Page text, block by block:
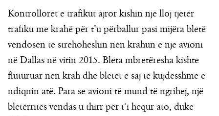
Kontrollorët e trafikut ajror kishin një lloj tjetër
trafiku me krahë për t’u përballur pasi mijëra bletë
vendosën të strehoheshin nën krahun e një avioni
në Dallas në vitin 2015. Bleta mbretëresha kishte
fluturuar nën krah dhe bletët e saj të kujdesshme e
ndiqnin atë. Para se avioni të mund të ngrihej, një
bletërritës vendas u thirr për t’i hequr ato, duke